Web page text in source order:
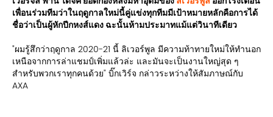
เพื่อนร่วมทีมว่าในฤดูกาลใหม่นี้คู่แข่งทุกทีมมีเป้าหมายหลักคือการได้
ชื่อว่าเป็นผู้หักปีกหงส์แดง ฉะนั้นห้ามประมาทแม้แต่วินาทีเดียว
"ผมรู้สึกว่าฤดูกาล 2020-21 นี้ ลิเวอร์พูล มีความท้าทายใหม่ให้ทำนอก
เหนือจากการล่าแชมป์เพิ่มแล้วล่ะ และมันจะเป็นงานใหญ่สุด ๆ
สำหรับพวกเราทุกคนด้วย" บิ๊กเวิร์จ กล่าวระหว่างให้สัมภาษณ์กับ
AXA